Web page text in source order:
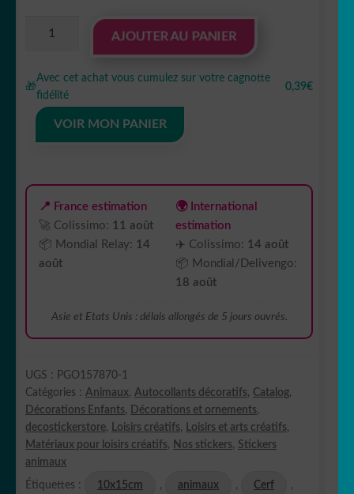
animaux
planche
PGO1572511
AJOUTER AU PANIER
🎁
Avec cet achat vous cumulez sur votre cagnotte
fidélité
0,39€
VOIR MON PANIER
📍 France estimation
🚀 Colissimo: 11 août
📦 Mondial Relay: 14
août
🌍 International
estimation
✈️ Colissimo: 14 août
📦 Mondial/Delivengo:
18 août
Asie et Etats Unis : délais allongés de 5 jours ouvrés.
UGS :
PGO157870-1
Catégories : Animaux, Autocollants décoratifs, Catalog,
Décorations Enfants, Décorations et ornements,
decostickerstore, Loisirs créatifs, Loisirs et arts créatifs,
Matériaux pour loisirs créatifs, Nos stickers, Stickers
animaux
Étiquettes : 10x15cm , animaux , Cerf ,